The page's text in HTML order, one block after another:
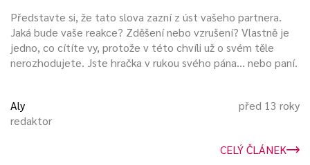
Představte si, že tato slova zazní z úst vašeho partnera.
Jaká bude vaše reakce? Zděšení nebo vzrušení? Vlastně je
jedno, co cítíte vy, protože v této chvíli už o svém těle
nerozhodujete. Jste hračka v rukou svého pána… nebo paní.
Aly
redaktor
před 13 roky
CELÝ ČLÁNEK